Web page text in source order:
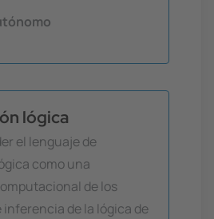
lógica
el lenguaje de
como una
de los
de la lógica de